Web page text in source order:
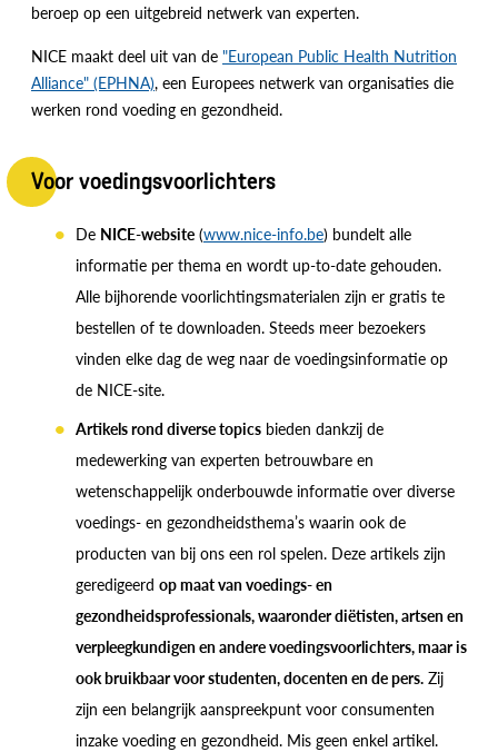
beroep op een uitgebreid netwerk van experten.
NICE maakt deel uit van de "European Public Health Nutrition
Alliance" (EPHNA), een Europees netwerk van organisaties die
werken rond voeding en gezondheid.
Voor voedingsvoorlichters
De NICE-website (www.nice-info.be) bundelt alle
informatie per thema en wordt up-to-date gehouden.
Alle bijhorende voorlichtingsmaterialen zijn er gratis te
bestellen of te downloaden. Steeds meer bezoekers
vinden elke dag de weg naar de voedingsinformatie op
de NICE-site.
Artikels rond diverse topics bieden dankzij de
medewerking van experten betrouwbare en
wetenschappelijk onderbouwde informatie over diverse
voedings- en gezondheidsthema’s waarin ook de
producten van bij ons een rol spelen. Deze artikels zijn
geredigeerd op maat van voedings- en
gezondheidsprofessionals, waaronder diëtisten, artsen en
verpleegkundigen en andere voedingsvoorlichters, maar is
ook bruikbaar voor studenten, docenten en de pers. Zij
zijn een belangrijk aanspreekpunt voor consumenten
inzake voeding en gezondheid. Mis geen enkel artikel.